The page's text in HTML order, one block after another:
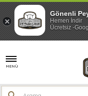
MENÜ
Gönenli
Hemen İndir
Ücretsiz -